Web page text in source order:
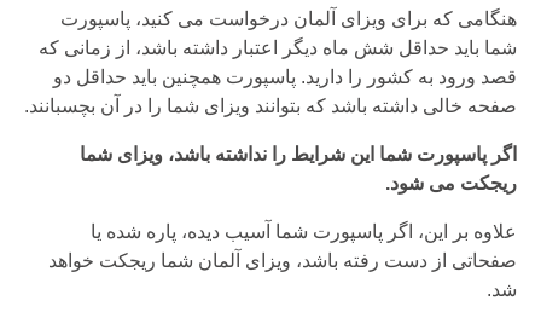
هنگامی که برای ویزای آلمان درخواست می کنید، پاسپورت
شما باید حداقل شش ماه دیگر اعتبار داشته باشد، از زمانی که
قصد ورود به کشور را دارید. پاسپورت همچنین باید حداقل دو
صفحه خالی داشته باشد که بتوانند ویزای شما را در آن بچسبانند.
اگر پاسپورت شما این شرایط را نداشته باشد، ویزای شما
ریجکت می شود.
علاوه بر این، اگر پاسپورت شما آسیب دیده، پاره شده یا
صفحاتی از دست رفته باشد، ویزای آلمان شما ریجکت خواهد
شد.